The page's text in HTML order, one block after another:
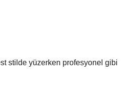
stilde yüzerken profesyonel gibi